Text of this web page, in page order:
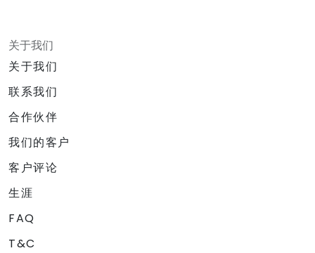
关于我们
关于我们
联系我们
合作伙伴
我们的客户
客户评论
生涯
FAQ
T&C